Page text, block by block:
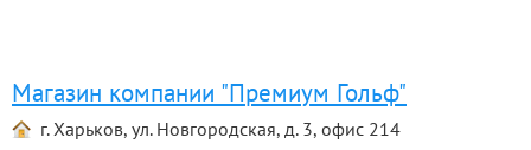
Магазин компании "Премиум Гольф"
г. Харьков, ул. Новгородская, д. 3, офис 214